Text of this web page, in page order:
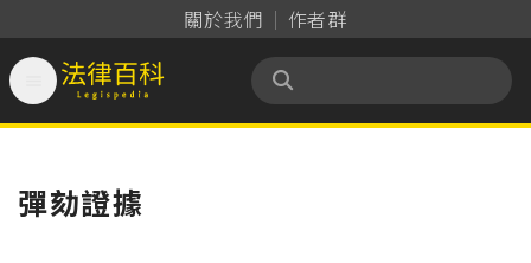
關於我們 作者群
法律百科 Legispedia
彈劾證據